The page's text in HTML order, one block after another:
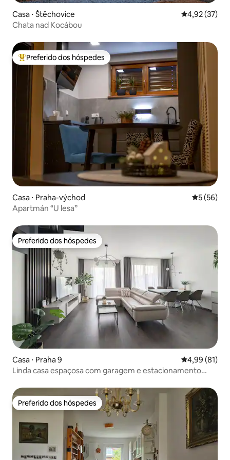
Casa ⋅ Štěchovice 4,92 de uma
4,92 (37)
Chata nad Kocábou
Entre os melhores preferidos dos hóspedes
Preferido dos hóspedes
Casa ⋅ Praha-východ 5 de uma
5 (56)
Apartmán “U lesa”
Preferido dos hóspedes
Preferido dos hóspedes
Casa ⋅ Praha 9 4,99 de uma
4,99 (81)
Linda casa espaçosa com garagem e estacionamento
Preferido dos hóspedes
Preferido dos hóspedes